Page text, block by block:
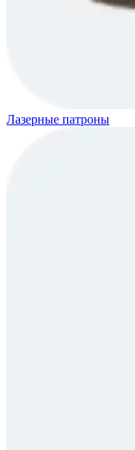
Лазерные патроны